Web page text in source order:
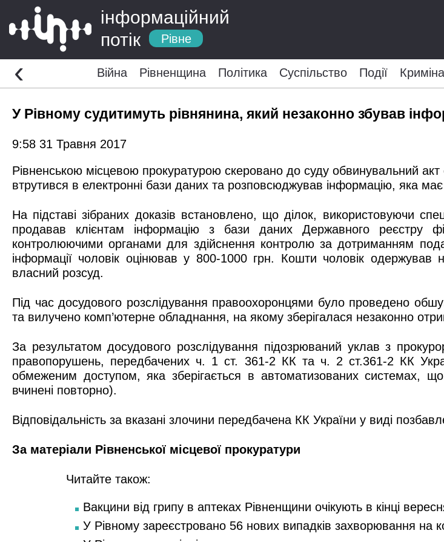
інформаційний
потік
Рівне
Війна Рівненщина Політика Суспільство Події
‹
У Рівному судитимуть рівнянина, який незаконно збував
9:58 31 Травня 2017
Рівненською місцевою прокуратурою скеровано до суду обвинувальний
втрутився в електронні бази даних та розповсюджував інформацію, яка
На підставі зібраних доказів встановлено, що ділок, використовуючи
продавав клієнтам інформацію з бази даних Державного реєстру
контролюючими органами для здійснення контролю за дотриманням
інформації чоловік оцінював у 800-1000 грн. Кошти чоловік
власний розсуд.
Під час досудового розслідування правоохоронцями було проведено
та вилучено комп’ютерне обладнання, на якому зберігалася незаконно
За результатом досудового розслідування підозрюваний уклав з
правопорушень, передбачених ч. 1 ст. 361-2 КК та ч. 2 ст.361-2 КК
обмеженим доступом, яка зберігається в автоматизованих системах,
вчинені повторно).
Відповідальність за вказані злочини передбачена КК України у виді
За матеріали Рівненської місцевої прокуратури
Читайте також:
Вакцини від грипу в аптеках Рівненщини очікують в кінці
У Рівному зареєстровано 56 нових випадків захворювання на